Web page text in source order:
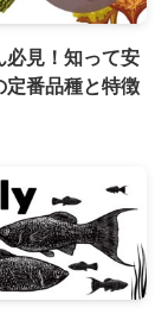
必見！知って安
定番品種と特徴